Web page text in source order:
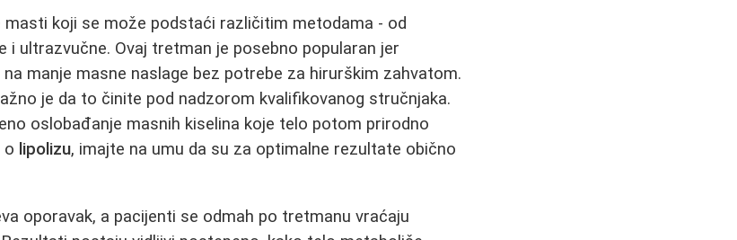
masti koji se može podstaći različitim metodama - od
i ultrazvučne. Ovaj tretman je posebno popularan jer
manje masne naslage bez potrebe za hirurškim zahvatom.
je da to činite pod nadzorom kvalifikovanog stručnjaka.
oslobađanje masnih kiselina koje telo potom prirodno
o lipolizu, imajte na umu da su za optimalne rezultate obično
oporavak, a pacijenti se odmah po tretmanu vraćaju